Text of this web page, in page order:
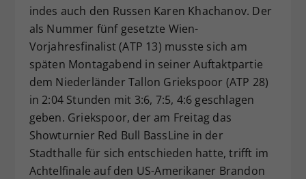
indes auch den Russen Karen Khachanov. Der
als Nummer fünf gesetzte Wien-
Vorjahresfinalist (ATP 13) musste sich am
späten Montagabend in seiner Auftaktpartie
dem Niederländer Tallon Griekspoor (ATP 28)
in 2:04 Stunden mit 3:6, 7:5, 4:6 geschlagen
geben. Griekspoor, der am Freitag das
Showturnier Red Bull BassLine in der
Stadthalle für sich entschieden hatte, trifft im
Achtelfinale auf den US-Amerikaner Brandon